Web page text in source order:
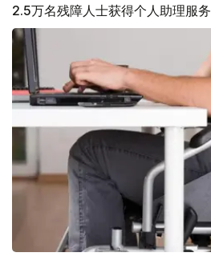
2.5万名残障人士获得个人助理服务